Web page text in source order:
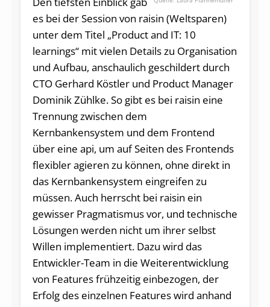
es bei der Session von raisin (Weltsparen)
unter dem Titel „Product and IT: 10
learnings“ mit vielen Details zu Organisation
und Aufbau, anschaulich geschildert durch
CTO Gerhard Köstler und Product Manager
Dominik Zühlke. So gibt es bei raisin eine
Trennung zwischen dem
Kernbankensystem und dem Frontend
über eine api, um auf Seiten des Frontends
flexibler agieren zu können, ohne direkt in
das Kernbankensystem eingreifen zu
müssen. Auch herrscht bei raisin ein
gewisser Pragmatismus vor, und technische
Lösungen werden nicht um ihrer selbst
Willen implementiert. Dazu wird das
Entwickler-Team in die Weiterentwicklung
von Features frühzeitig einbezogen, der
Erfolg des einzelnen Features wird anhand